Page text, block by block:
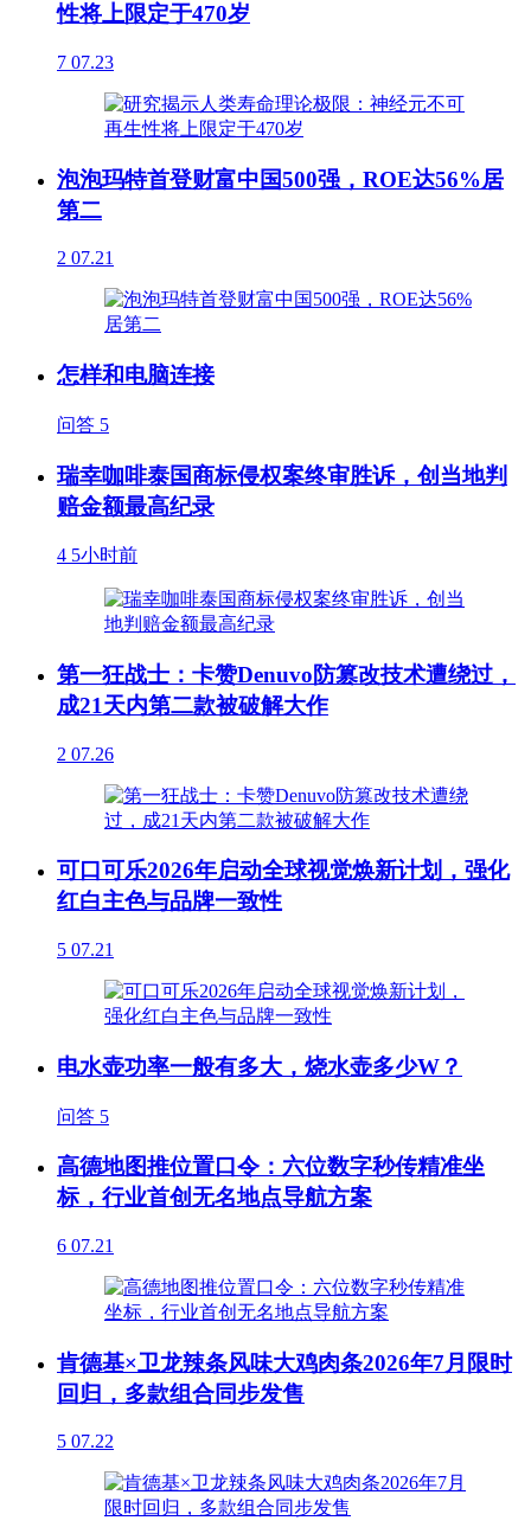
性将上限定于470岁
7 07.23
泡泡玛特首登财富中国500强，ROE达56%居
第二
2 07.21
怎样和电脑连接
问答 5
瑞幸咖啡泰国商标侵权案终审胜诉，创当地判
赔金额最高纪录
4 5小时前
第一狂战士：卡赞Denuvo防篡改技术遭绕过，
成21天内第二款被破解大作
2 07.26
可口可乐2026年启动全球视觉焕新计划，强化
红白主色与品牌一致性
5 07.21
电水壶功率一般有多大，烧水壶多少W？
问答 5
高德地图推位置口令：六位数字秒传精准坐
标，行业首创无名地点导航方案
6 07.21
肯德基×卫龙辣条风味大鸡肉条2026年7月限时
回归，多款组合同步发售
5 07.22